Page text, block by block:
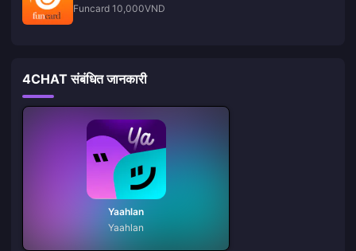
Funcard 10,000VND
4CHAT संबंधित जानकारी
Yaahlan
Yaahlan